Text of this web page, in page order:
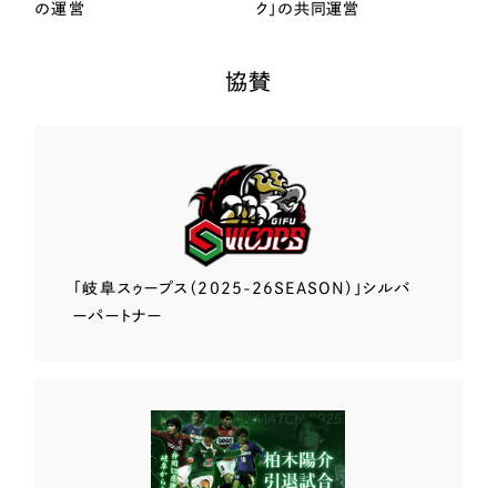
の運営
ク」の共同運営
協賛
「岐阜スゥープス （2025-26SEASON）」 シルバ
ーパートナー